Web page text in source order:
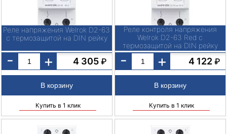
Реле напряжения Welrok D2-63
с термозащитой на DIN рейку
- + 4 305 ₽
Купить в 1 клик
Реле контроля напряжения
Welrok D2-63 Red с
термозащитой на DIN рейку
- + 4 122 ₽
Купить в 1 клик